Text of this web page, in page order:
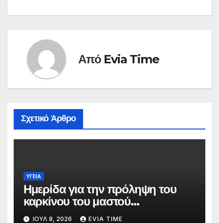
Από Evia Time
Σχετικό Άρθρο
ΥΓΕΙΑ
Ημερίδα για την πρόληψη του
καρκίνου του μαστού
διοργανώνει ο Δήμος Χαλκιδέων
ΙΟΎΛ 8, 2026 EVIA TIME